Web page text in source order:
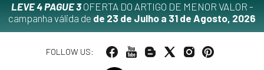
LEVE 4 PAGUE 3OFERTA DO ARTIGO DE MENOR VALOR -
campanha válida de de 23 de Julho a 31 de Agosto, 2026
FOLLOW US: